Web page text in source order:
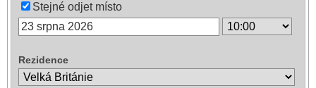
Stejné odjet místo
Rezidence